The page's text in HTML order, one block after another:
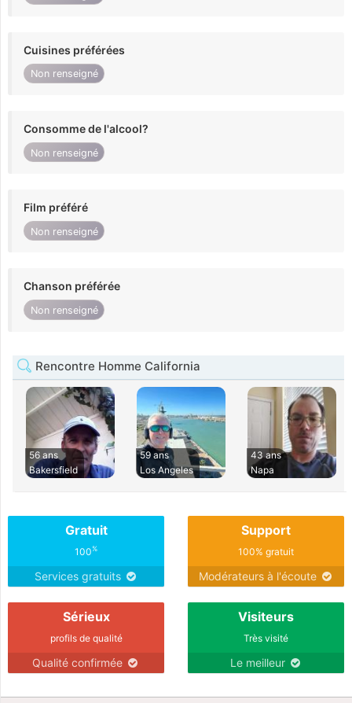
Cuisines préférées
Non renseigné
Consomme de l'alcool?
Non renseigné
Film préféré
Non renseigné
Chanson préférée
Non renseigné
Rencontre Homme California
56 ans
Bakersfield
59 ans
Los Angeles
43 ans
Napa
Gratuit
100%
Services gratuits
Support
100% gratuit
Modérateurs à l'écoute
Sérieux
profils de qualité
Qualité confirmée
Visiteurs
Très visité
Le meilleur